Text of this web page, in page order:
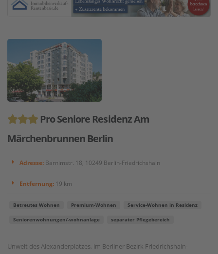
Pro Seniore Residenz Am
Märchenbrunnen Berlin
Adresse: Barnimstr. 18, 10249 Berlin-Friedrichshain
Entfernung: 19 km
Betreutes Wohnen Premium-Wohnen Service-Wohnen in Residenz
Seniorenwohnungen/-wohnanlage separater Pflegebereich
Unweit des Alexanderplatzes, im Berliner Bezirk Friedrichshain-